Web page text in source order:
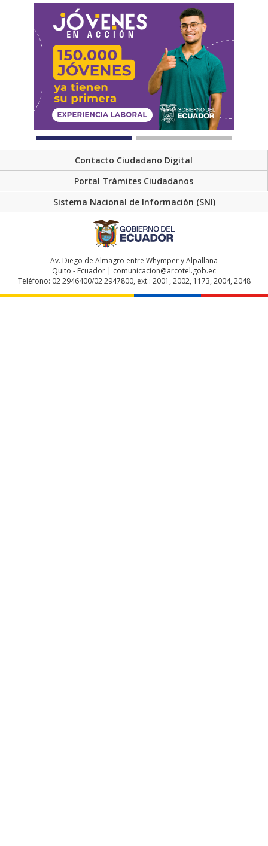
Contacto Ciudadano Digital
Portal Trámites Ciudadanos
Sistema Nacional de Información (SNI)
Av. Diego de Almagro entre Whymper y Alpallana
Quito - Ecuador | comunicacion@arcotel.gob.ec
Teléfono: 02 2946400/02 2947800, ext.: 2001, 2002, 1173, 2004, 2048